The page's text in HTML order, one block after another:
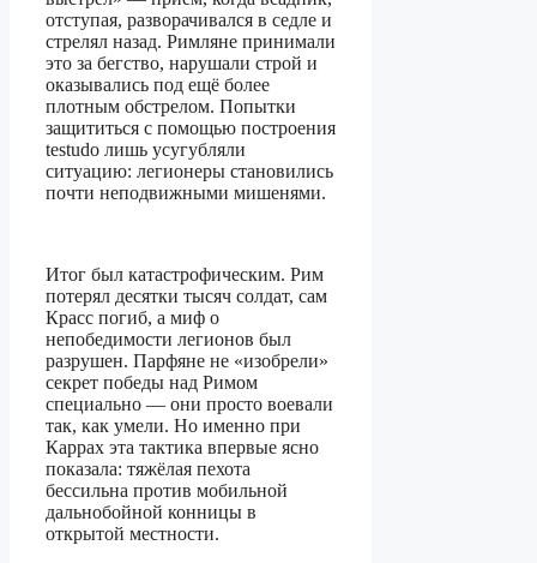
отступая, разворачивался в седле и
стрелял назад. Римляне принимали
это за бегство, нарушали строй и
оказывались под ещё более
плотным обстрелом. Попытки
защититься с помощью построения
testudo лишь усугубляли
ситуацию: легионеры становились
почти неподвижными мишенями.
Итог был катастрофическим. Рим
потерял десятки тысяч солдат, сам
Красс погиб, а миф о
непобедимости легионов был
разрушен. Парфяне не «изобрели»
секрет победы над Римом
специально — они просто воевали
так, как умели. Но именно при
Каррах эта тактика впервые ясно
показала: тяжёлая пехота
бессильна против мобильной
дальнобойной конницы в
открытой местности.